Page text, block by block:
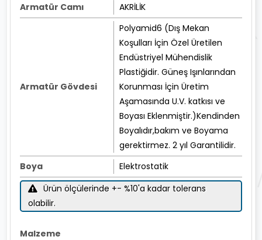
Armatür Camı
AKRİLİK
Armatür Gövdesi
Polyamid6 (Dış Mekan
Koşulları İçin Özel Üretilen
Endüstriyel Mühendislik
Plastiğidir. Güneş Işınlarından
Korunması İçin Üretim
Aşamasında U.V. katkısı ve
Boyası Eklenmiştir.)Kendinden
Boyalıdır,bakım ve Boyama
gerektirmez. 2 yıl Garantilidir.
Boya
Elektrostatik
Ürün ölçülerinde +- %10'a kadar tolerans
olabilir.
Malzeme